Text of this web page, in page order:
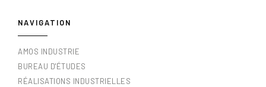
NAVIGATION
AMOS INDUSTRIE
BUREAU D'ÉTUDES
RÉALISATIONS INDUSTRIELLES